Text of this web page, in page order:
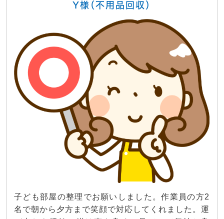
Y様（不用品回収）
子ども部屋の整理でお願いしました。作業員の方2
名で朝から夕方まで笑顔で対応してくれました。運